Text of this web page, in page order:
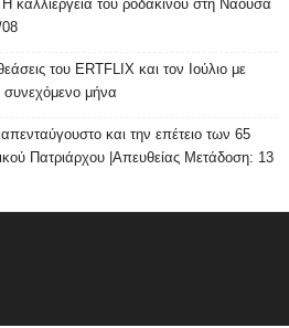
καλλιέργεια του ροδάκινου στη Νάουσα
08
του ERTFLIX και τον Ιούλιο με
μήνα
και την επέτειο των 65
Πατριάρχου |Απευθείας Μετάδοση: 13